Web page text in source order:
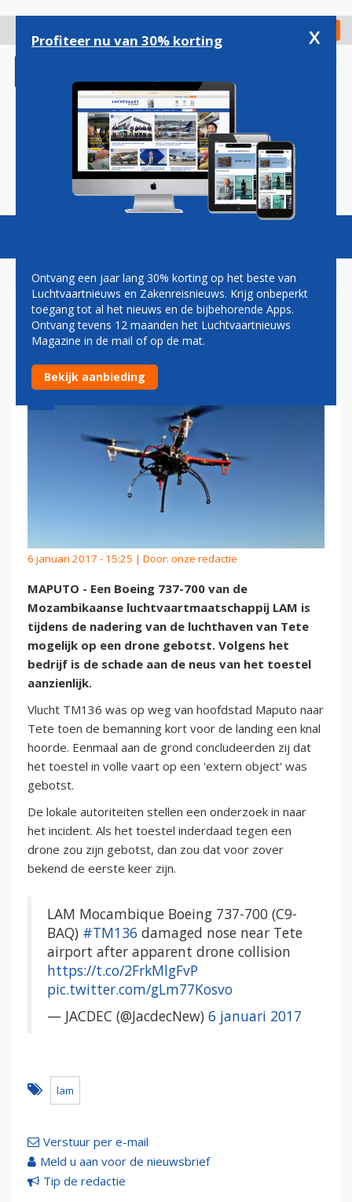
gaan
Check in
Magazine Podcasts Vacatures
BOEING 737 MOGELIJK OP
DRONE GEBOTST
6 januari 2017 - 15:25 | Door: onze redactie
MAPUTO - Een Boeing 737-700 van de
Mozambikaanse luchtvaartmaatschappij LAM is
tijdens de nadering van de luchthaven van Tete
mogelijk op een drone gebotst. Volgens het
bedrijf is de schade aan de neus van het toestel
aanzienlijk.
Vlucht TM136 was op weg van hoofdstad Maputo naar
Tete toen de bemanning kort voor de landing een knal
hoorde. Eenmaal aan de grond concludeerden zij dat
het toestel in volle vaart op een 'extern object' was
gebotst.
De lokale autoriteiten stellen een onderzoek in naar
het incident. Als het toestel inderdaad tegen een
drone zou zijn gebotst, dan zou dat voor zover
bekend de eerste keer zijn.
LAM Mocambique Boeing 737-700 (C9-
BAQ) #TM136 damaged nose near Tete
airport after apparent drone collision
https://t.co/2FrkMlgFvP
pic.twitter.com/gLm77Kosvo
— JACDEC (@JacdecNew) 6 januari 2017
lam
Verstuur per e-mail
Meld u aan voor de nieuwsbrief
Tip de redactie
Profiteer nu van 30% korting x
Ontvang een jaar lang 30% korting op het beste van
Luchtvaartnieuws en Zakenreisnieuws. Krijg onbeperkt
toegang tot al het nieuws en de bijbehorende Apps.
Ontvang tevens 12 maanden het Luchtvaartnieuws
Magazine in de mail of op de mat.
Bekijk aanbieding